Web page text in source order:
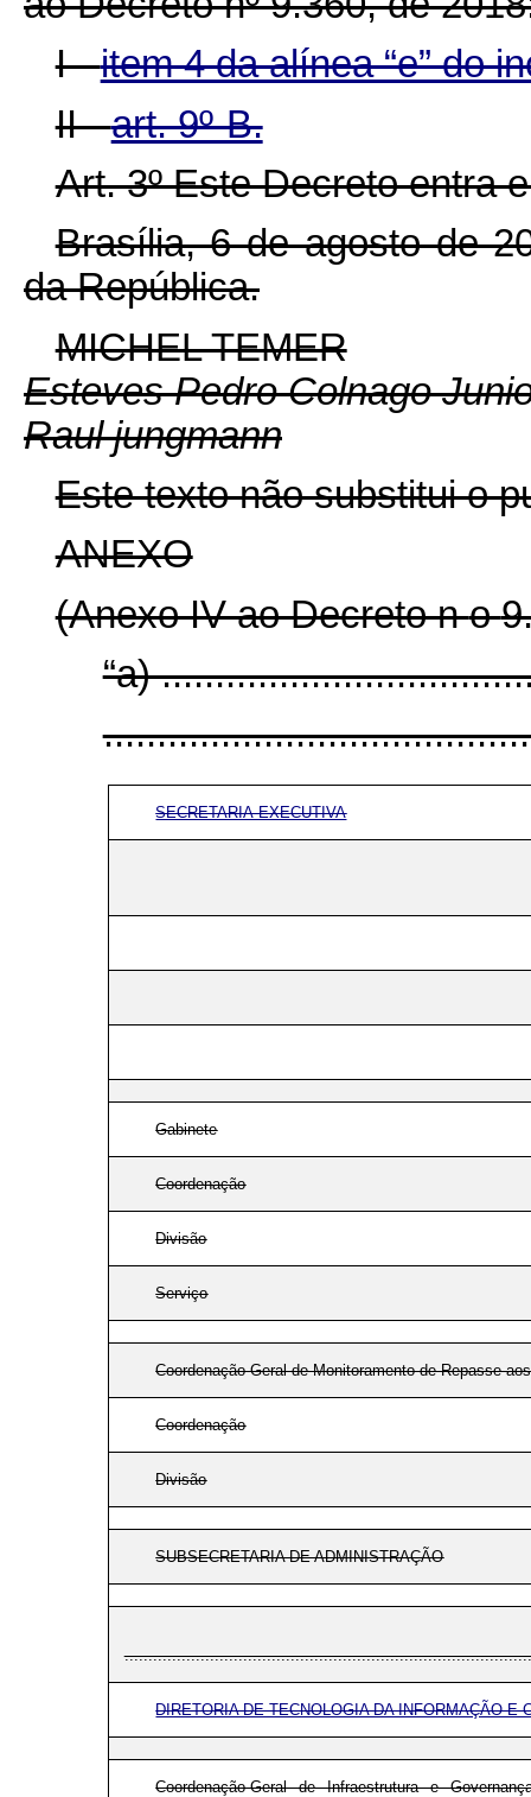
I -item 4 da alínea “e” do
II -art. 9º-B.
Art. 3º Este Decreto entra
Brasília, 6 de agosto de
da República.
MICHEL TEMER
Esteves Pedro Colnago
Raul jungmann
Este texto não substitui o
ANEXO
(Anexo IV ao Decreto no
“a)
SECRETARIA-EXECUTIVA
Gabinete
Coordenação
Divisão
Serviço
Coordenação-Geral de Monitoramento de Repasse
Coordenação
Divisão
SUBSECRETARIA DE ADMINISTRAÇÃO
DIRETORIA DE TECNOLOGIA DA INFORMAÇÃO E
Coordenação-Geral de Infraestrutura e